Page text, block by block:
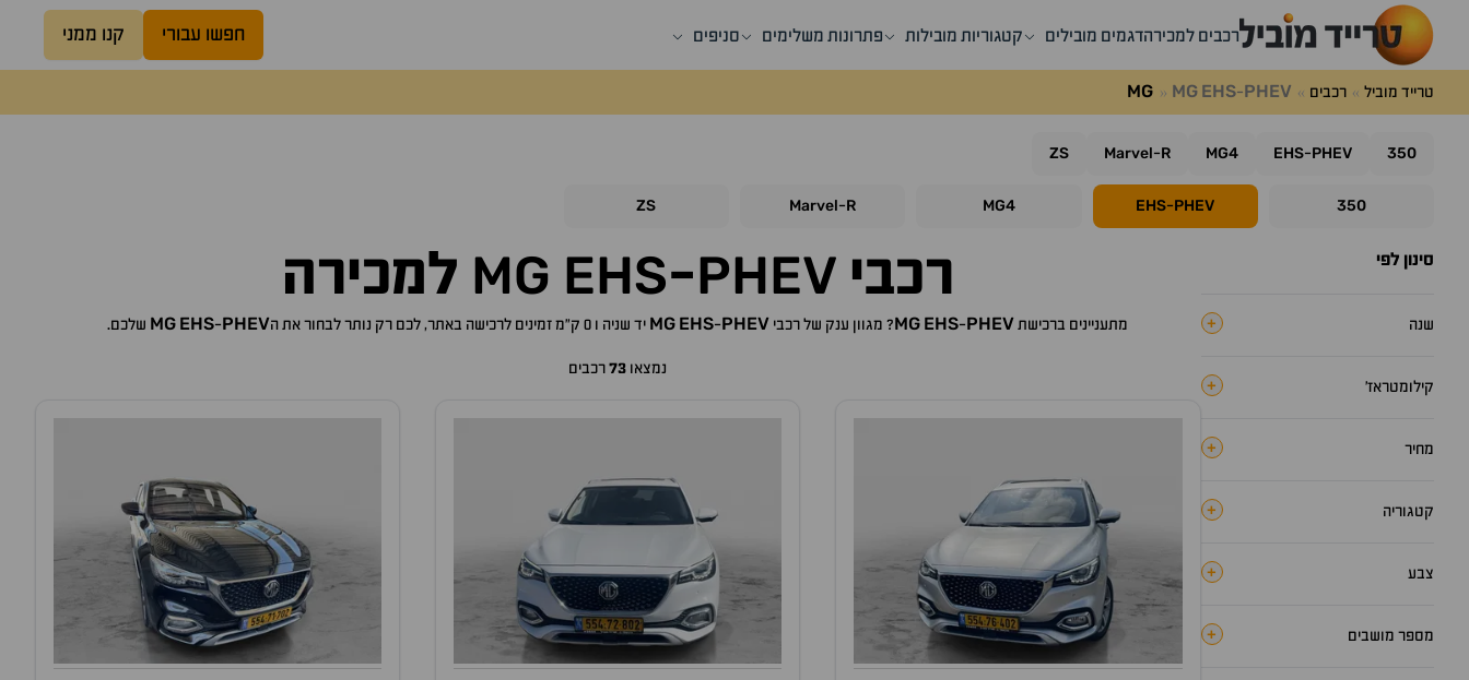
רכבים למכירהדגמים מובילים קטגוריות מובילות פתרונות משלימים סניפים חפשו עבורי קנו ממני
טרייד מוביל רכבים MG MG EHS-PHEV
350
EHS-PHEV
MG4
Marvel-R
ZS
350
EHS-PHEV
MG4
Marvel-R
ZS
סינון לפי
שנה +
קילומטראז׳ +
מחיר +
קטגוריה +
צבע +
מספר מושבים +
רכבי MG EHS-PHEV למכירה
מתעניינים ברכישת MG EHS-PHEV ? מגוון ענק של רכבי MG EHS-PHEV יד שניה ו 0 ק"מ זמינים לרכישה באתר, לכם רק נותר לבחור את ה MG EHS-PHEV שלכם.
נמצאו 73רכבים